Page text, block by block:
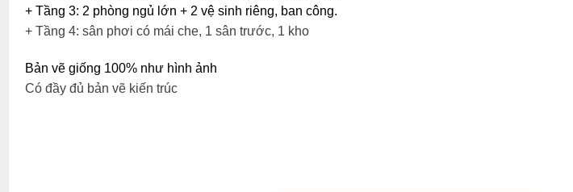
+ Tầng 3: 2 phòng ngủ lớn + 2 vệ sinh riêng, ban công.
+ Tầng 4: sân phơi có mái che, 1 sân trước, 1 kho
Bản vẽ giống 100% như hình ảnh
Có đầy đủ bản vẽ kiến trúc